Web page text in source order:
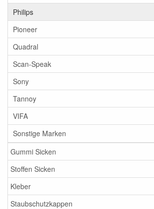
Philips
Pioneer
Quadral
Scan-Speak
Sony
Tannoy
VIFA
Sonstige Marken
Gummi Sicken
Stoffen Sicken
Kleber
Staubschutzkappen